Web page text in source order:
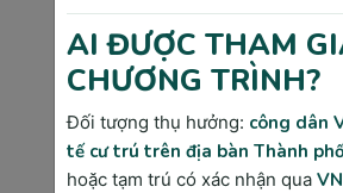
●
Tuần 9 đến tuần 12:
○
Siêu âm đo độ mờ
(nuchal
soát nguy cơ dị tật
biệt là hội chứng
và Patau.
AI ĐƯỢC THAM
CHƯƠNG TRÌNH?
Đối tượng thụ hưởng: công dân
tế cư trú trên địa bàn Thành
hoặc tạm trú có xác nhận qua